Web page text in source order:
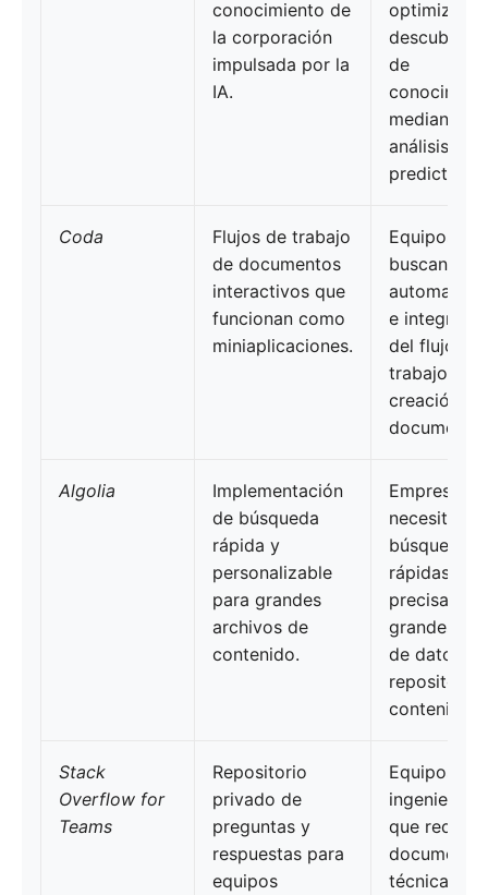
conocimiento de
la corporación
impulsada por la
IA.
optimizan
de
mediante
análisis
predictivo.
Coda
Flujos de trabajo
de documentos
interactivos que
funcionan como
miniaplicaciones.
Equipos
buscan
e
del flujo de
trabajo en
creación de
Algolia
Implementación
de búsqueda
rápida y
personalizable
para grandes
archivos de
contenido.
Empresas
necesitan
búsquedas
rápidas y
precisas en
grandes
de datos y
contenido.
Stack
Overflow for
Teams
Repositorio
privado de
preguntas y
respuestas para
equipos
Equipos de
ingeniería y
que
técnica